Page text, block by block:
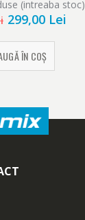
(intreaba stoc)
299,00 Lei
ÎN COȘ